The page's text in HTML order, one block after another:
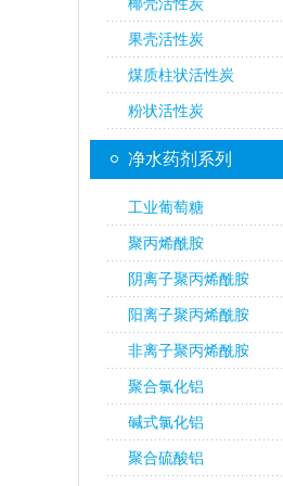
椰壳活性炭
果壳活性炭
煤质柱状活性炭
粉状活性炭
净水药剂系列
工业葡萄糖
聚丙烯酰胺
阴离子聚丙烯酰胺
阳离子聚丙烯酰胺
非离子聚丙烯酰胺
聚合氯化铝
碱式氯化铝
聚合硫酸铝